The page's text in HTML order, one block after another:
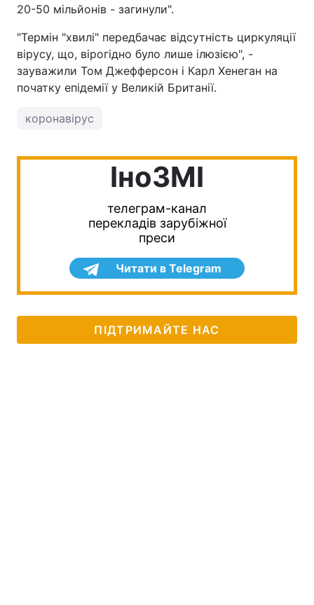
20-50 мільйонів - загинули".
"Термін "хвилі" передбачає відсутність циркуляції
вірусу, що, вірогідно було лише ілюзією", -
зауважили Том Джефферсон і Карл Хенеган на
початку епідемії у Великій Британії.
коронавірус
IноЗМI
телеграм-канал
перекладів зарубіжної
преси
Читати в Telegram
ПІДТРИМАЙТЕ НАС